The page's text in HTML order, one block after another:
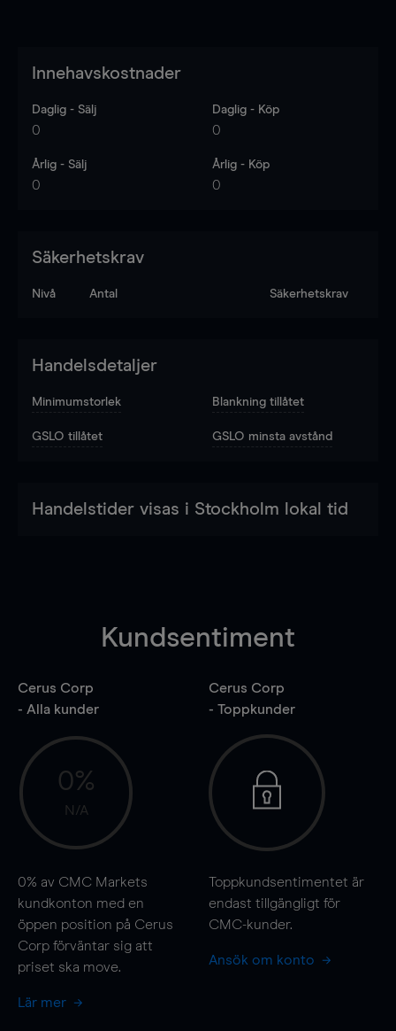
Innehavskostnader
Daglig - Sälj
0
Daglig - Köp
0
Årlig - Sälj
0
Årlig - Köp
0
Säkerhetskrav
Nivå Antal Säkerhetskrav
Handelsdetaljer
Minimumstorlek Blankning tillåtet
GSLO tillåtet GSLO minsta avstånd
Handelstider visas i Stockholm lokal tid
Kundsentiment
Cerus Corp
- Alla kunder
0%
N/A
0% av CMC Markets
kundkonton med en
öppen position på Cerus
Corp förväntar sig att
priset ska move.
Lär mer
Cerus Corp
- Toppkunder
Toppkundsentimentet är
endast tillgängligt för
CMC-kunder.
Ansök om konto